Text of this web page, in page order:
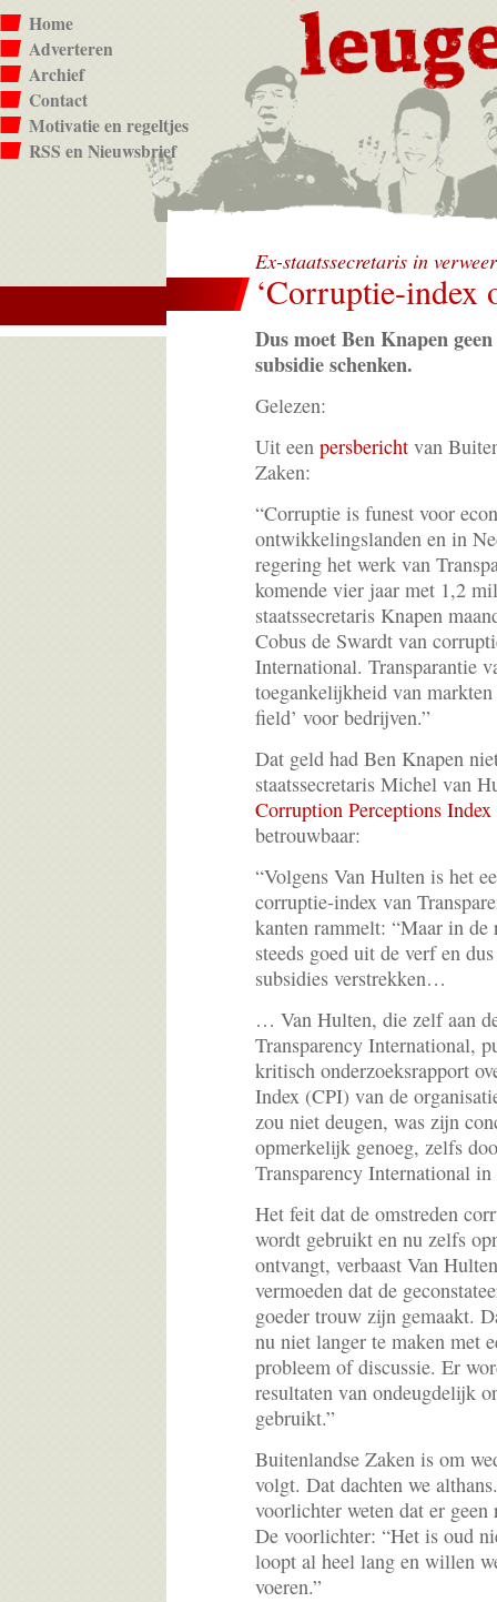
Home
Adverteren
Archief
Contact
Motivatie en regeltjes
RSS en Nieuwsbrief
Ex-staatssecretaris in
‘Corruptie-index
Dus moet Ben Knapen
subsidie schenken.
Gelezen:
Uit een persbericht van
Zaken:
“Corruptie is funest voor
ontwikkelingslanden en in
regering het werk van
komende vier jaar met 1,2
staatssecretaris Knapen
Cobus de Swardt van
International. Transparantie
toegankelijkheid van
field’ voor bedrijven.”
Dat geld had Ben Knapen
staatssecretaris Michel van
Corruption Perceptions Index
betrouwbaar:
“Volgens Van Hulten is het
corruptie-index van
kanten rammelt: “Maar in de
steeds goed uit de verf en
subsidies verstrekken…
… Van Hulten, die zelf aan
Transparency International,
kritisch onderzoeksrapport
Index (CPI) van de
zou niet deugen, was zijn
opmerkelijk genoeg, zelfs
Transparency International
Het feit dat de omstreden
wordt gebruikt en nu zelfs
ontvangt, verbaast Van
vermoeden dat de
goeder trouw zijn gemaakt.
nu niet langer te maken met
probleem of discussie. Er
resultaten van ondeugdelijk
gebruikt.”
Buitenlandse Zaken is om
volgt. Dat dachten we
voorlichter weten dat er
De voorlichter: “Het is oud
loopt al heel lang en willen
voeren.”